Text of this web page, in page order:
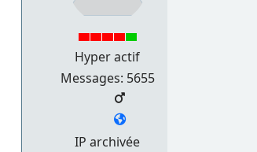
Hyper actif
Messages: 5655
IP archivée